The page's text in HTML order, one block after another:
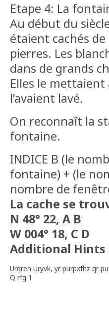
Etape 4: La
Au début du
étaient cachés
pierres. Les
dans de grands
Elles le mettaient
l’avaient lavé.
On reconnaît la
fontaine.
INDICE B (le
fontaine) + (le
nombre de
La cache se
N 48° 22, A B
W 004° 18, C D
Additional Hints
Urqren Uryvk, yr purpxfhz qr
Q rfg 1